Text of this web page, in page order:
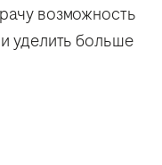
возможность
уделить больше